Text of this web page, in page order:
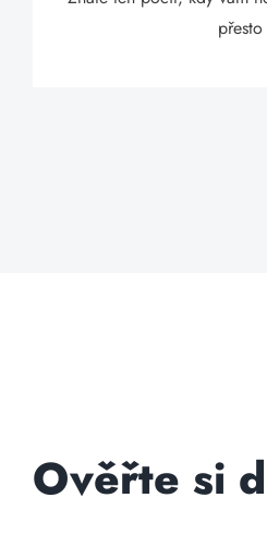
Ověřte si